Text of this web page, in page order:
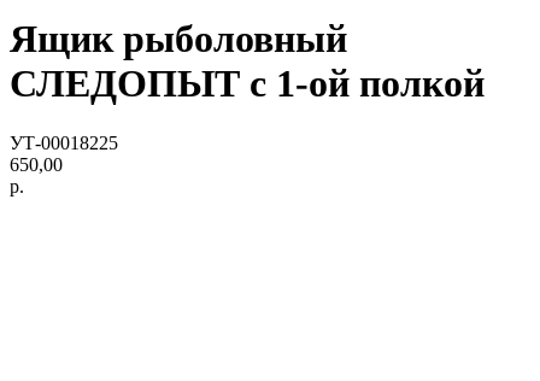
Ящик рыболовный
СЛЕДОПЫТ с 1-ой полкой
УТ-00018225
650,00
р.